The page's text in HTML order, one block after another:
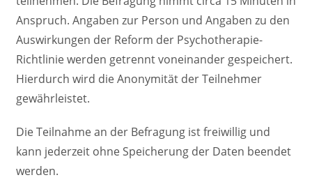
Anspruch. Angaben zur Person und Angaben zu den
Auswirkungen der Reform der Psychotherapie-
Richtlinie werden getrennt voneinander gespeichert.
Hierdurch wird die Anonymität der Teilnehmer
gewährleistet.
Die Teilnahme an der Befragung ist freiwillig und
kann jederzeit ohne Speicherung der Daten beendet
werden.